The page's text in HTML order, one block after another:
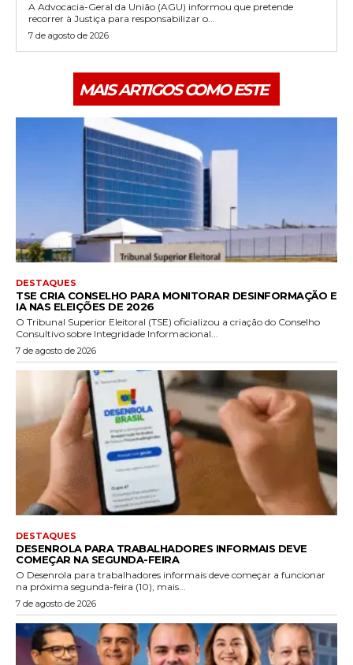
A Advocacia-Geral da União (AGU) informou que pretende
recorrer à Justiça para responsabilizar o...
7 de agosto de 2026
MAIS ARTIGOS COMO ESTE
DESTAQUES
TSE CRIA CONSELHO PARA MONITORAR DESINFORMAÇÃO E
IA NAS ELEIÇÕES DE 2026
O Tribunal Superior Eleitoral (TSE) oficializou a criação do Conselho
Consultivo sobre Integridade Informacional...
7 de agosto de 2026
DESTAQUES
DESENROLA PARA TRABALHADORES INFORMAIS DEVE
COMEÇAR NA SEGUNDA-FEIRA
O Desenrola para trabalhadores informais deve começar a funcionar
na próxima segunda-feira (10), mais...
7 de agosto de 2026